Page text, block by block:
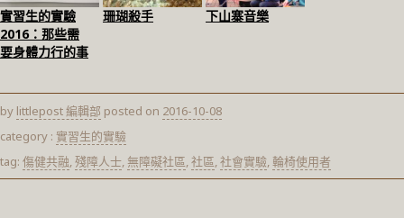
實習生的實驗
2016：那些需
要身體力行的事
珊瑚殺手 下山寨音樂
by littlepost 編輯部 posted on 2016-10-08
category : 實習生的實驗
tag: 傷健共融 殘障人士 無障礙社區 社區 社會實驗 輪椅使用者